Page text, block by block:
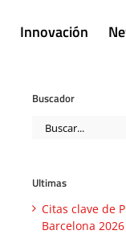
Innovación
Buscador
Buscar:
Ultimas
Citas clave de
Barcelona 2026